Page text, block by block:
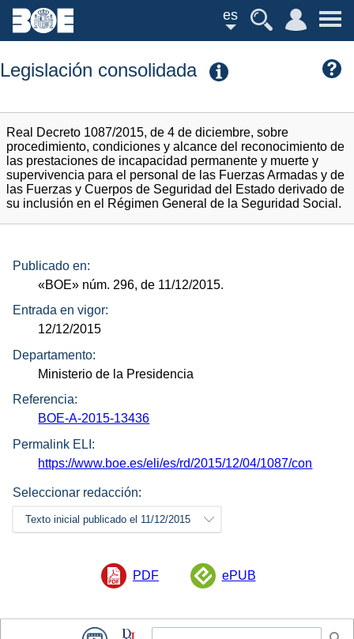
es
Legislación consolidada
Real Decreto 1087/2015, de 4 de diciembre, sobre
procedimiento, condiciones y alcance del reconocimiento de
las prestaciones de incapacidad permanente y muerte y
supervivencia para el personal de las Fuerzas Armadas y de
las Fuerzas y Cuerpos de Seguridad del Estado derivado de
su inclusión en el Régimen General de la Seguridad Social.
Publicado en:
«BOE» núm. 296, de 11/12/2015.
Entrada en vigor:
12/12/2015
Departamento:
Ministerio de la Presidencia
Referencia:
BOE-A-2015-13436
Permalink ELI:
https://www.boe.es/eli/es/rd/2015/12/04/1087/con
Seleccionar redacción:
Texto inicial publicado el 11/12/2015
PDF ePUB